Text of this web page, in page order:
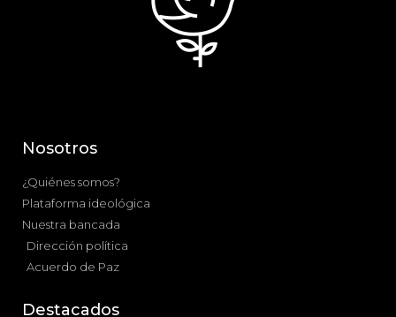
Nosotros
¿Quiénes somos?
Plataforma ideológica
Nuestra bancada
Dirección política
Acuerdo de Paz
Destacados